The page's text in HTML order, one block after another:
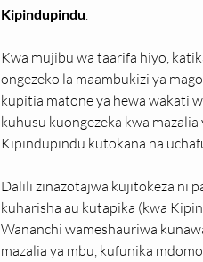
Kipindupindu.
Kwa mujibu wa taarifa hiyo,
ongezeko la maambukizi ya
kupitia matone ya hewa wakati
kuhusu kuongezeka kwa
Kipindupindu kutokana na
Dalili zinazotajwa kujitokeza ni
kuharisha au kutapika (kwa
Wananchi wameshauriwa
mazalia ya mbu, kufunika